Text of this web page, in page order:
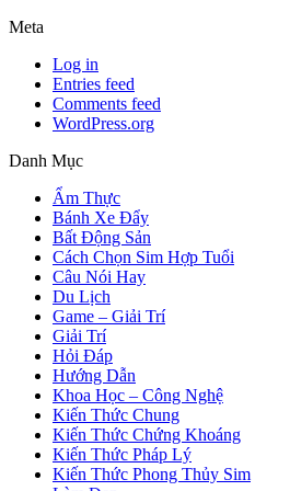
Meta
Log in
Entries feed
Comments feed
WordPress.org
Danh Mục
Ẩm Thực
Bánh Xe Đẩy
Bất Động Sản
Cách Chọn Sim Hợp Tuổi
Câu Nói Hay
Du Lịch
Game – Giải Trí
Giải Trí
Hỏi Đáp
Hướng Dẫn
Khoa Học – Công Nghệ
Kiến Thức Chung
Kiến Thức Chứng Khoáng
Kiến Thức Pháp Lý
Kiến Thức Phong Thủy Sim